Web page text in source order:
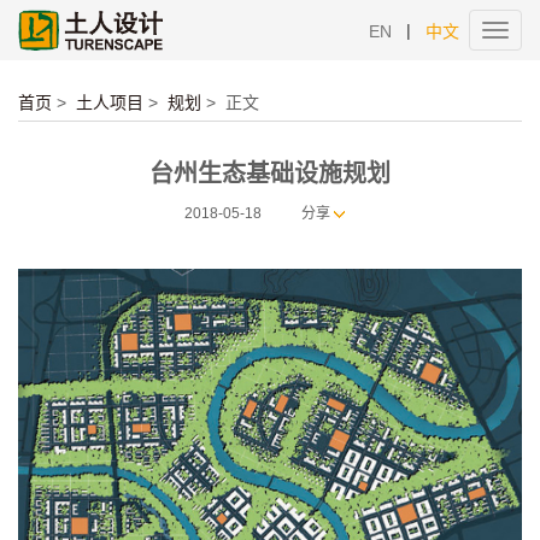
EN | 中文
首页 > 土人项目 > 规划 > 正文
台州生态基础设施规划
2018-05-18 分享